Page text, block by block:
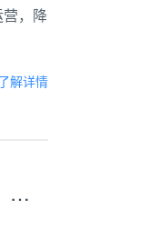
，降
解详情
美客多时尚类目福州线下招商大会来了！斑马ERP携手美客多，共同助力跨境卖家掘金拉美新蓝海。